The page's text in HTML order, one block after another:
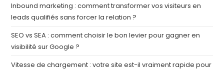
Inbound marketing : comment transformer vos visiteurs en
leads qualifiés sans forcer la relation ?
SEO vs SEA : comment choisir le bon levier pour gagner en
visibilité sur Google ?
Vitesse de chargement : votre site est-il vraiment rapide pour